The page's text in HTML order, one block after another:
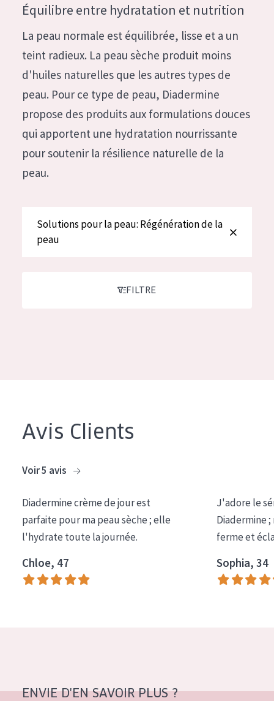
Hydratation et éclat
Réduction des rides
Régénération de la peau
Raffermissement de la peau
Peau ménopausée
TYPE DE PRODUIT
Crème de Jour
Sérum
Peau normale à sèche
Peau ménopausée
ÂGE :
Tous âges
Âge : 35 à 55 ans
German
Greek
Équilibre entre hydratation et nutrition
La peau normale est équilibrée, lisse et a un
teint radieux. La peau sèche produit moins
d'huiles naturelles que les autres types de
peau. Pour ce type de peau, Diadermine
propose des produits aux formulations douces
qui apportent une hydratation nourrissante
pour soutenir la résilience naturelle de la
peau.
Solutions pour la peau: Régénération de la
peau
FILTRE
Avis Clients
Voir 5 avis
Diadermine crème de jour est
parfaite pour ma peau sèche ; elle
l'hydrate toute la journée.
Chloe, 47
J'adore le
Diadermine
ferme et
Sophia, 34
ENVIE D'EN SAVOIR PLUS ?